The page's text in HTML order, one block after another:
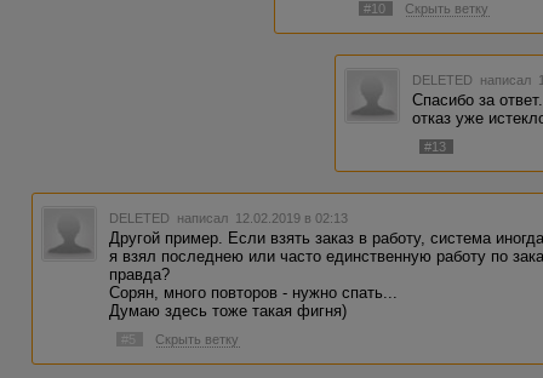
#10 Скрыть ветку
DELETED написал
Спасибо за
отказ уже
#13
DELETED написал 12.02.2019 в 02:13
Другой пример. Если взять заказ в работу, система
я взял последнею или часто единственную работу по
правда?
Сорян, много повторов - нужно спать...
Думаю здесь тоже такая фигня)
#5 Скрыть ветку